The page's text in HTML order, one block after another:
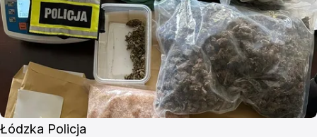
Łódzka Policja